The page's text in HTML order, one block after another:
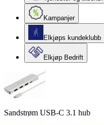
Kampanjer
Elkjøps kundeklubb
Elkjøp Bedrift
Sandstrøm USB-C 3.1 hub